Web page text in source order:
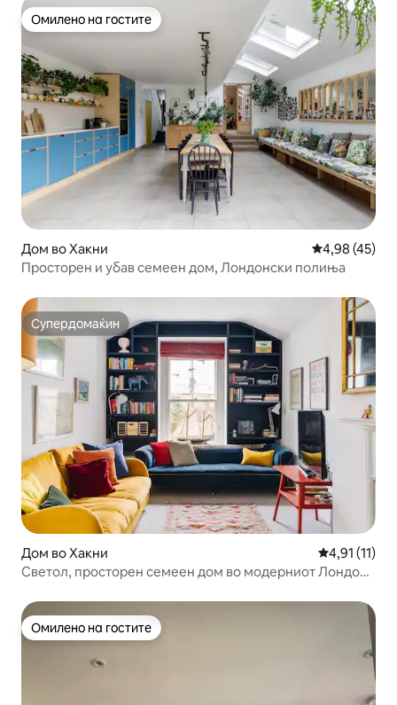
Омилено на гостите
Омилено на гостите
Дом во Хакни Просечна
4,98 (45)
Просторен и убав семеен дом, Лондонски полиња
Супердомаќин
Супердомаќин
Дом во Хакни Просечна
4,91 (11)
Светол, просторен семеен дом во модерниот Лондон
Омилено на гостите
Омилено на гостите